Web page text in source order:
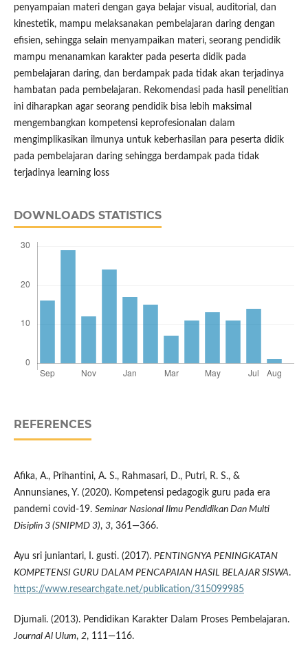
penyampaian materi dengan gaya belajar visual, auditorial, dan
kinestetik, mampu melaksanakan pembelajaran daring dengan
efisien, sehingga selain menyampaikan materi, seorang pendidik
mampu menanamkan karakter pada peserta didik pada
pembelajaran daring, dan berdampak pada tidak akan terjadinya
hambatan pada pembelajaran. Rekomendasi pada hasil penelitian
ini diharapkan agar seorang pendidik bisa lebih maksimal
mengembangkan kompetensi keprofesionalan dalam
mengimplikasikan ilmunya untuk keberhasilan para peserta didik
pada pembelajaran daring sehingga berdampak pada tidak
terjadinya learning loss
DOWNLOADS STATISTICS
REFERENCES
Afika, A., Prihantini, A. S., Rahmasari, D., Putri, R. S., &
Annunsianes, Y. (2020). Kompetensi pedagogik guru pada era
pandemi covid-19. Seminar Nasional Ilmu Pendidikan Dan Multi
Disiplin 3 (SNIPMD 3), 3, 361—366.
Ayu sri juniantari, I. gusti. (2017). PENTINGNYA PENINGKATAN
KOMPETENSI GURU DALAM PENCAPAIAN HASIL BELAJAR SISWA.
https://www.researchgate.net/publication/315099985
Djumali. (2013). Pendidikan Karakter Dalam Proses Pembelajaran.
Journal Al Ulum, 2, 111—116.